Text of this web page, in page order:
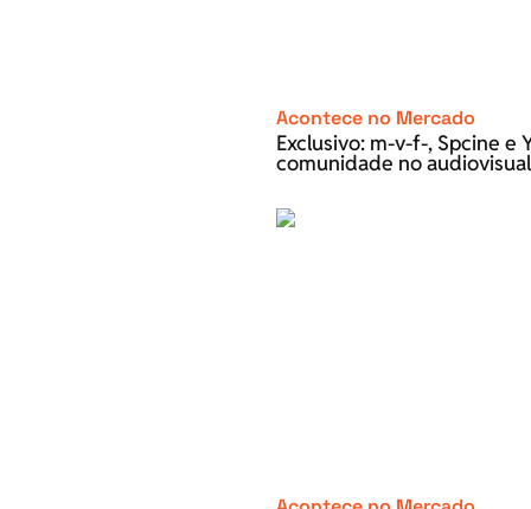
Acontece no Mercado
Exclusivo: m-v-f-, Spcine e
comunidade no audiovisual